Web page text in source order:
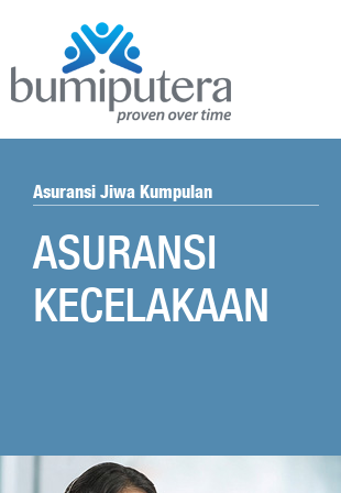
Asuransi Jiwa Kumpulan
ASURANSI
KECELAKAAN